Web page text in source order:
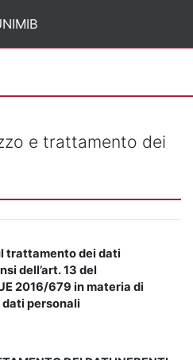
e trattamento dei
trattamento dei dati
dell’art. 13 del
2016/679 in materia di
personali